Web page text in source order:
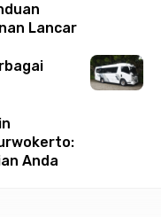
Lancar
Anda